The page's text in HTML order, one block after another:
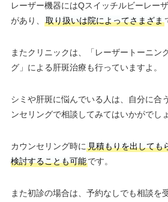
レーザー機器にはQスイッチルビーレー
があり、
取り扱いは院によってさまざま
またクリニックは、「レーザートーニン
グ」による肝斑治療も行っていますよ。
シミや肝斑に悩んでいる人は、自分に合
ンセリングで相談してみてはいかがでし
カウンセリング時に 見積もりを出しても
検討することも可能です。
また初診の場合は、予約なしでも相談を